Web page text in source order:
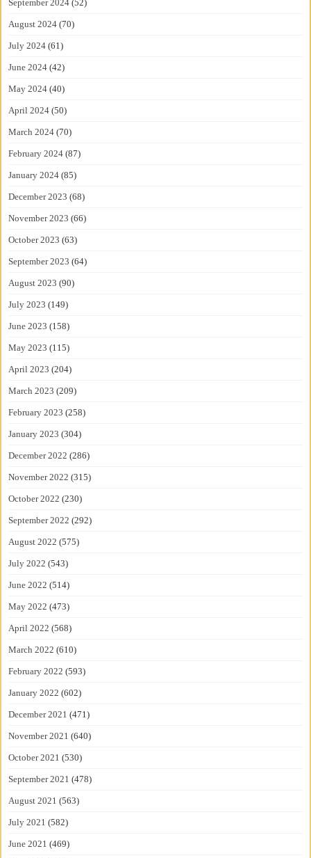
September 2024 (52)
August 2024 (70)
July 2024 (61)
June 2024 (42)
May 2024 (40)
April 2024 (50)
March 2024 (70)
February 2024 (87)
January 2024 (85)
December 2023 (68)
November 2023 (66)
October 2023 (63)
September 2023 (64)
August 2023 (90)
July 2023 (149)
June 2023 (158)
May 2023 (115)
April 2023 (204)
March 2023 (209)
February 2023 (258)
January 2023 (304)
December 2022 (286)
November 2022 (315)
October 2022 (230)
September 2022 (292)
August 2022 (575)
July 2022 (543)
June 2022 (514)
May 2022 (473)
April 2022 (568)
March 2022 (610)
February 2022 (593)
January 2022 (602)
December 2021 (471)
November 2021 (640)
October 2021 (530)
September 2021 (478)
August 2021 (563)
July 2021 (582)
June 2021 (469)